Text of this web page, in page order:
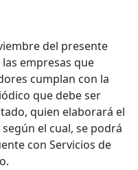
del presente
empresas que
cumplan con la
que debe ser
quien elaborará el
el cual, se podrá
con Servicios de